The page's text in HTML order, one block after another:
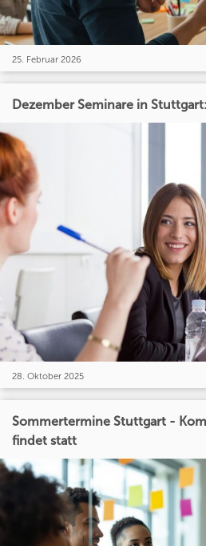
25. Februar 2026
Dezember Seminare in
28. Oktober 2025
Sommertermine Stuttgart -
findet statt